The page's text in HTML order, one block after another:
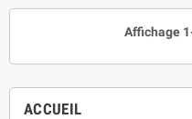
ACCUEIL
Affichage